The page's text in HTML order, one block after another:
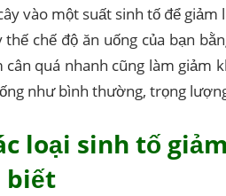
vào một suất sinh tố để
thế chế độ ăn uống của bạn
cân quá nhanh cũng làm giảm
như bình thường, trọng
loại sinh tố
biết